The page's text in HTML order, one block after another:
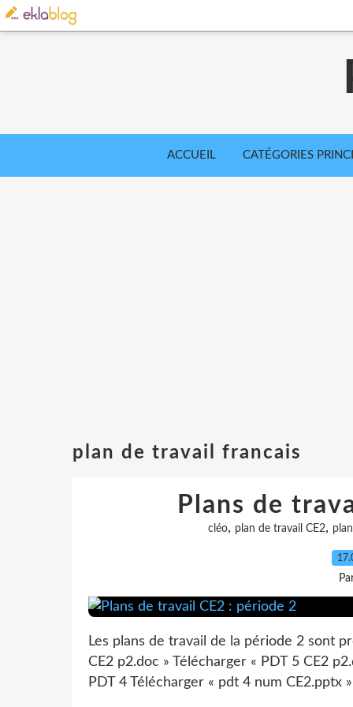
ACCUEIL CATÉGORIES
plan de travail francais
Plans de
cléo, plan de travail CE2,
Les plans de travail de la période 2 sont
CE2 p2.doc » Télécharger « PDT 5 CE2
PDT 4 Télécharger « pdt 4 num CE2.pptx